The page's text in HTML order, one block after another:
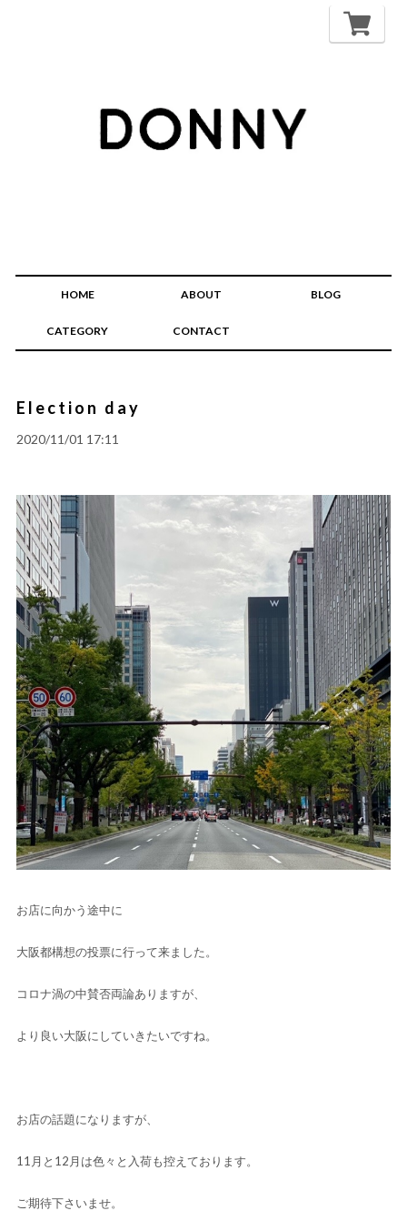
HOME ABOUT BLOG
CATEGORY CONTACT
Election day
2020/11/01 17:11
お店に向かう途中に
大阪都構想の投票に行って来ました。
コロナ渦の中賛否両論ありますが、
より良い大阪にしていきたいですね。
お店の話題になりますが、
11月と12月は色々と入荷も控えております。
ご期待下さいませ。